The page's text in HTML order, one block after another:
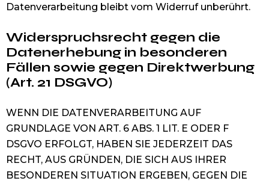
Datenverarbeitung bleibt vom Widerruf unberührt.
Widerspruchsrecht gegen die
Datenerhebung in besonderen
Fällen sowie gegen Direktwerbung
(Art. 21 DSGVO)
WENN DIE DATENVERARBEITUNG AUF
GRUNDLAGE VON ART. 6 ABS. 1 LIT. E ODER F
DSGVO ERFOLGT, HABEN SIE JEDERZEIT DAS
RECHT, AUS GRÜNDEN, DIE SICH AUS IHRER
BESONDEREN SITUATION ERGEBEN, GEGEN DIE